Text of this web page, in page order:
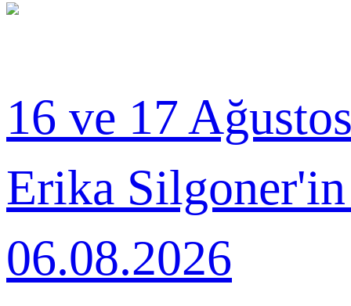
16 ve 17
Erika
06.08.2026